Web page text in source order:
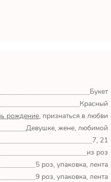
Букет
Красный
рождение, признаться в любви
Девушке, жене, любимой
7, 21
из роз
5 роз, упаковка, лента
9 роз, упаковка, лента